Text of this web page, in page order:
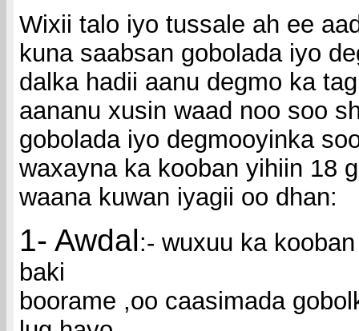
Wixii talo iyo tussale ah ee
kuna saabsan gobolada iyo
dalka hadii aanu degmo ka
aananu xusin waad noo soo
gobolada iyo degmooyinka
waxayna ka kooban yihiin 18
waana kuwan iyagii oo dhan:
1- Awdal:- wuxuu ka
baki
boorame ,oo caasimada